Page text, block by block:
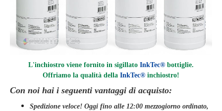
L'inchiostro viene fornito in sigillato InkTec® bottiglie.
Offriamo la qualità della InkTec® inchiostro!
Con noi hai i seguenti vantaggi di acquisto:
Spedizione veloce! Oggi fino alle 12:00 mezzogiorno ordinato,